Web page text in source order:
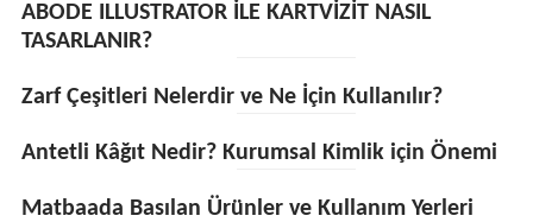
ABODE ILLUSTRATOR İLE KARTVİZİT NASIL
TASARLANIR?
Zarf Çeşitleri Nelerdir ve Ne İçin Kullanılır?
Antetli Kâğıt Nedir? Kurumsal Kimlik için Önemi
Matbaada Basılan Ürünler ve Kullanım Yerleri